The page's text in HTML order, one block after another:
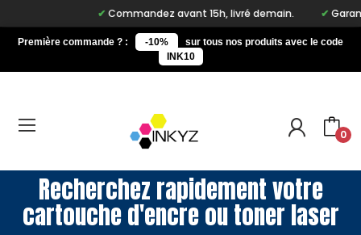
Commandez avant 15h, livré demain.
Première commande ? : -10%
sur tous nos produits avec le code
INK10
0
Recherchez rapidement votre
cartouche d'encre ou toner laser